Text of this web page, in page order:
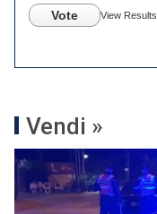
Vote View Results
Vendi »